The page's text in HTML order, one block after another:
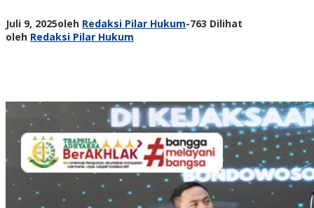
Juli 9, 2025oleh Redaksi Pilar Hukum-763 Dilihat
oleh Redaksi Pilar Hukum